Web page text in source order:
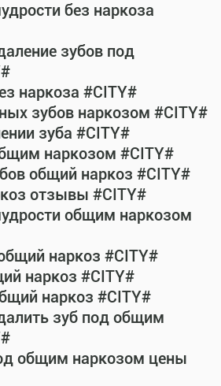
без наркоза
зубов под
наркоза #CITY#
зубов наркозом #CITY#
зуба #CITY#
наркозом #CITY#
общий наркоз #CITY#
отзывы #CITY#
общим наркозом
наркоз #CITY#
наркоз #CITY#
наркоз #CITY#
зуб под общим
общим наркозом цены